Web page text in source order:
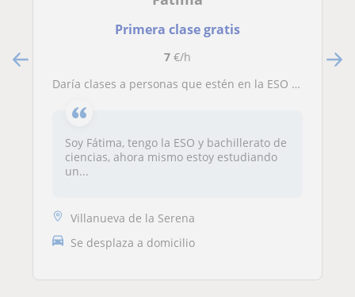
Primera clase gratis
7€/h
Daría clases a personas que estén en la ESO o bachillerato
Soy Fátima, tengo la ESO y bachillerato de
ciencias, ahora mismo estoy estudiando
un...
Villanueva de la Serena
Se desplaza a domicilio